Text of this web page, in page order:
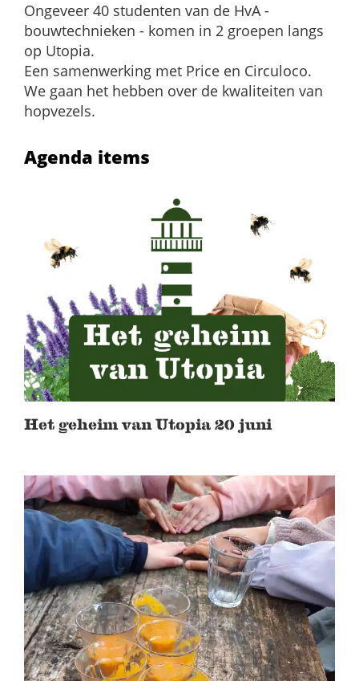
Ongeveer 40 studenten van de HvA -
bouwtechnieken - komen in 2 groepen langs
op Utopia.
Een samenwerking met Price en Circuloco.
We gaan het hebben over de kwaliteiten van
hopvezels.
Agenda items
Het geheim van Utopia 20 juni